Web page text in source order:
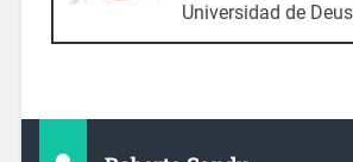
Universidad de